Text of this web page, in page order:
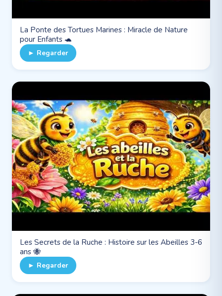
La Ponte des Tortues Marines : Miracle de Nature
pour Enfants 🐢
► Regarder
Les Secrets de la Ruche : Histoire sur les Abeilles 3-6
ans 🐝
► Regarder